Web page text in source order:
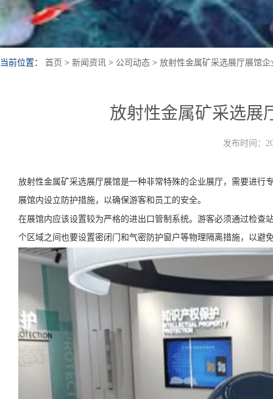
当前位置： 首页 > 新闻资讯 > 公司动态 > 放射性金属矿采选展厅展馆
放射性金属矿采选展
发布时间：
放射性金属矿采选展厅展馆是一种非常特殊的企业展厅，需要进
展馆内设立防护措施，以确保游客和员工的安全。
在展馆内应该设置较为严格的进出口管制系统。游客必须通过检
个区域之间也要设置密闭门和气密防护窗户等物理隔离措施，以避